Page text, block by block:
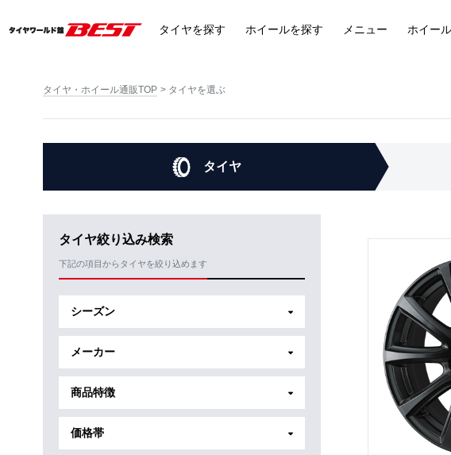
タイヤを探す ホイールを探す メニュー ホイー
タイヤ・ホイール通販TOP タイヤを選ぶ
タイヤ
タイヤ絞り込み検索
下記の項目からタイヤを絞り込めます
シーズン
メーカー
商品特徴
価格帯